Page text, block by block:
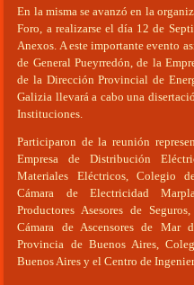
En la misma se avanzó en la
Foro, a realizarse el día 12 de
Anexos. A este importante evento
de General Pueyrredón, de la
de la Dirección Provincial de
Galizia llevará a cabo una
Instituciones.
Participaron de la reunión
Empresa de Distribución
Materiales Eléctricos, Colegio
Cámara de Electricidad
Productores Asesores de
Cámara de Ascensores de Mar
Provincia de Buenos Aires,
Buenos Aires y el Centro de